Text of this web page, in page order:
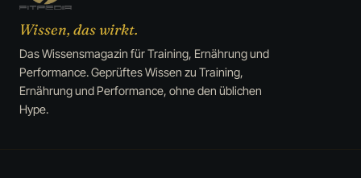
Wissen, das wirkt.
Das Wissensmagazin für Training, Ernährung und
Performance. Geprüftes Wissen zu Training,
Ernährung und Performance, ohne den üblichen
Hype.